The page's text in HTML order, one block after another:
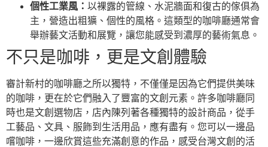
個性工業風： 以裸露的管線、水泥牆面和復古的傢俱為
主，營造出粗獷、個性的風格。這類型的咖啡廳通常會
舉辦藝文活動和展覽，讓您能感受到濃厚的藝術氣息。
不只是咖啡，更是文創體驗
審計新村的咖啡廳之所以獨特，不僅僅是因為它們提供美味
的咖啡，更在於它們融入了豐富的文創元素。許多咖啡廳同
時也是文創選物店，店內陳列著各種獨特的設計商品，從手
工藝品、文具、服飾到生活用品，應有盡有。您可以一邊品
嚐咖啡，一邊欣賞這些充滿創意的作品，感受台灣文創的活